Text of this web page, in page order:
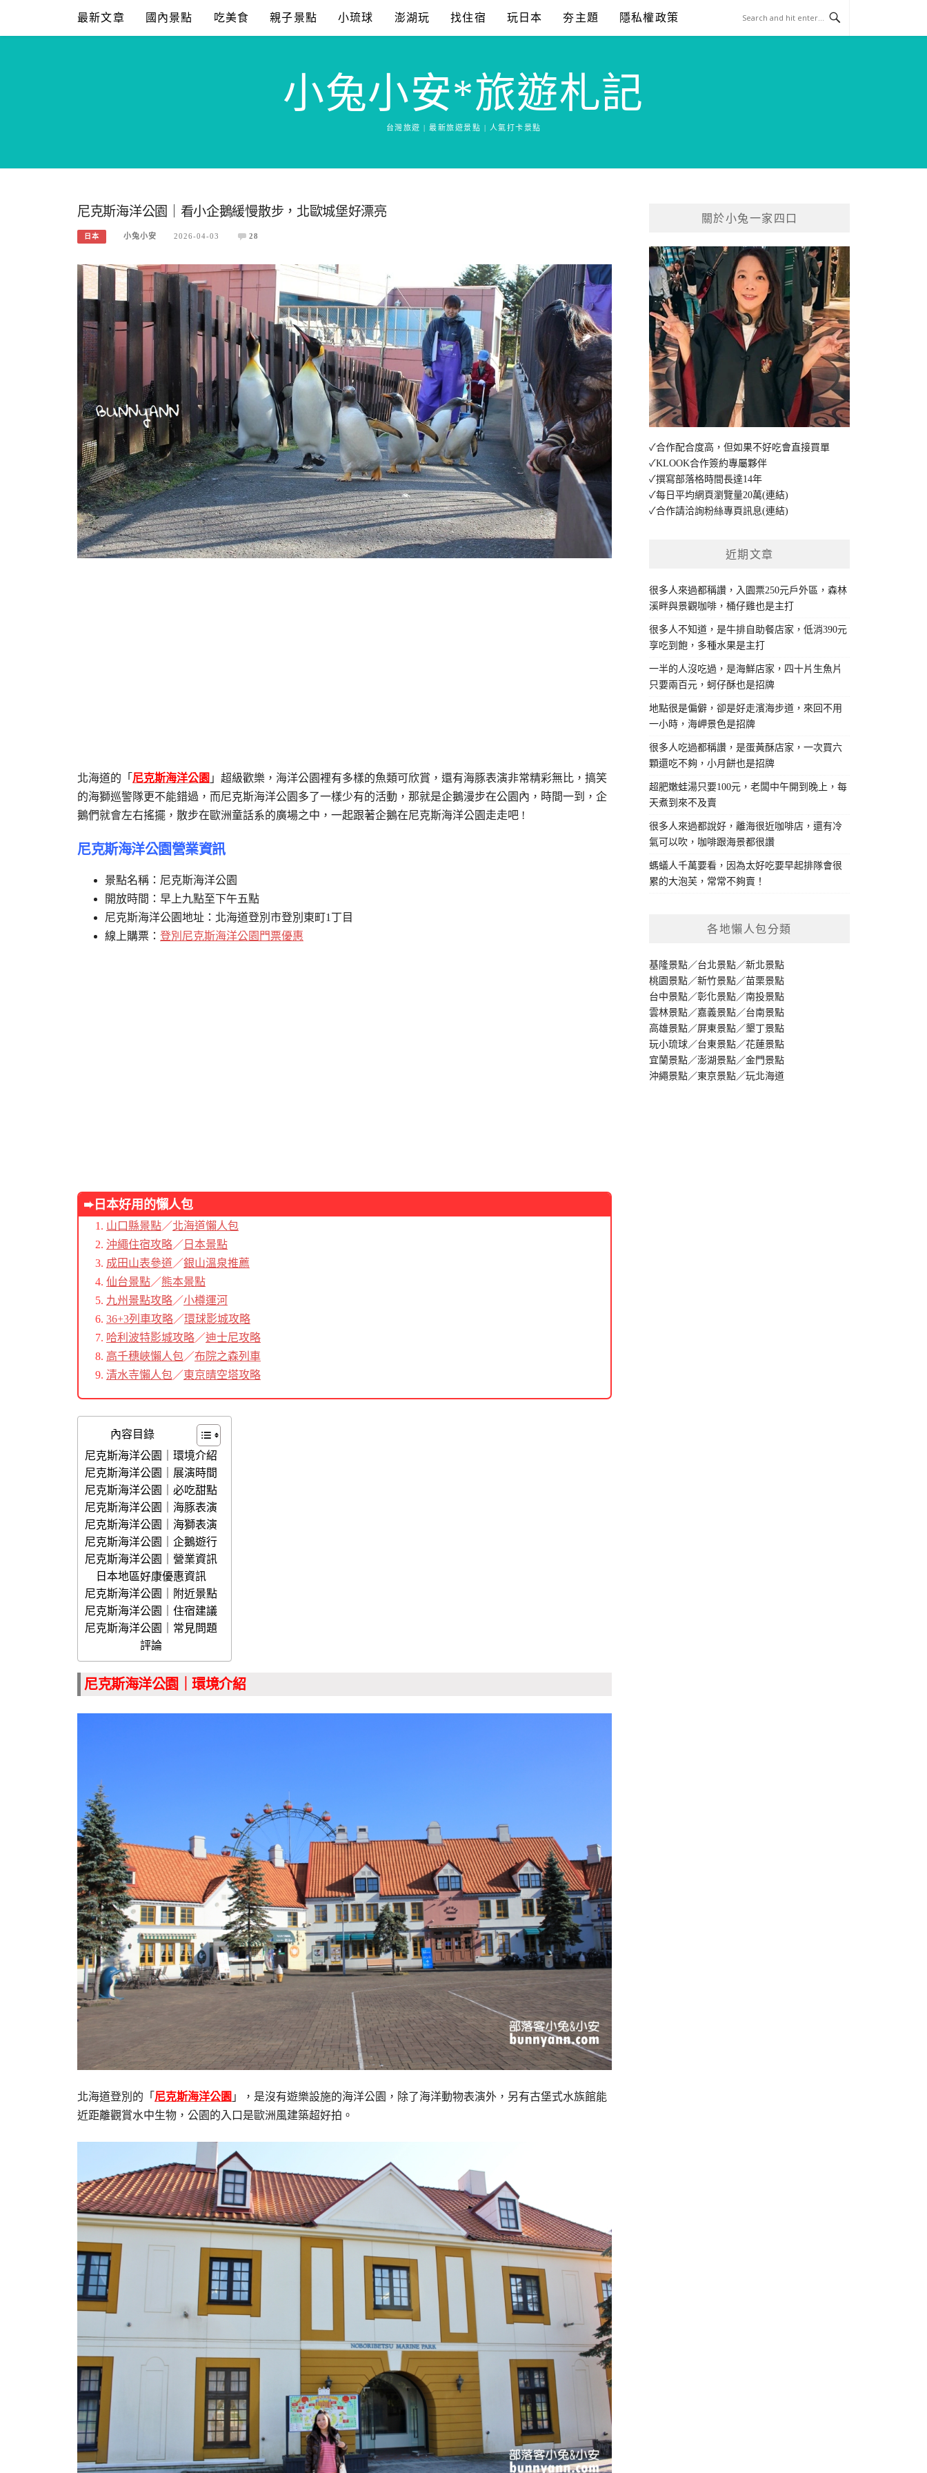
content
最新文章 國內景點 吃美食 親子景點 小琉球 澎湖玩 找住宿 玩日本 夯主題 隱私權政策
小兔小安*旅遊札記
台灣旅遊 | 最新旅遊景點 | 人氣打卡景點
尼克斯海洋公園｜看小企鵝緩慢散步，北歐城堡好漂亮
日本 小兔小安 2026-04-03 28
北海道的「 尼克斯海洋公園 」超級歡樂，海洋公園裡有多樣的魚類可欣賞，還有海豚表演非常精彩無比，搞笑
的海獅巡警隊更不能錯過，而尼克斯海洋公園多了一樣少有的活動，那就是企鵝漫步在公園內，時間一到，企
鵝們就會左右搖擺，散步在歐洲童話系的廣場之中，一起跟著企鵝在尼克斯海洋公園走走吧 !
尼克斯海洋公園營業資訊
景點名稱：尼克斯海洋公園
開放時間：早上九點至下午五點
尼克斯海洋公園地址：北海道登別市登別東町1丁目
線上購票： 登別尼克斯海洋公園門票優惠
➨日本好用的懶人包
山口縣景點／北海道懶人包
沖繩住宿攻略／ 日本景點
成田山表參道／銀山溫泉推薦
仙台景點／熊本景點
九州景點攻略／小樽運河
36+3列車攻略／環球影城攻略
哈利波特影城攻略／迪士尼攻略
高千穗峽懶人包／布院之森列車
清水寺懶人包／東京晴空塔攻略
內容目錄
尼克斯海洋公園｜環境介紹
尼克斯海洋公園｜展演時間
尼克斯海洋公園｜必吃甜點
尼克斯海洋公園｜海豚表演
尼克斯海洋公園｜海獅表演
尼克斯海洋公園｜企鵝遊行
尼克斯海洋公園｜營業資訊
日本地區好康優惠資訊
尼克斯海洋公園｜附近景點
尼克斯海洋公園｜住宿建議
尼克斯海洋公園｜常見問題
評論
尼克斯海洋公園｜環境介紹
北海道登別的「 尼克斯海洋公園 」，是沒有遊樂設施的海洋公園，除了海洋動物表演外，另有古堡式水族館能
近距離觀賞水中生物，公園的入口是歐洲風建築超好拍。
關於小兔一家四口
✓合作配合度高，但如果不好吃會直接買單
✓KLOOK合作簽約專屬夥伴
✓撰寫部落格時間長達14年
✓每日平均網頁瀏覽量20萬(連結)
✓合作請洽詢粉絲專頁訊息(連結)
近期文章
很多人來過都稱讚，入園票250元戶外區，森林
溪畔與景觀咖啡，桶仔雞也是主打
很多人不知道，是牛排自助餐店家，低消390元
享吃到飽，多種水果是主打
一半的人沒吃過，是海鮮店家，四十片生魚片
只要兩百元，蚵仔酥也是招牌
地點很是偏僻，卻是好走濱海步道，來回不用
一小時，海岬景色是招牌
很多人吃過都稱讚，是蛋黃酥店家，一次買六
顆還吃不夠，小月餅也是招牌
超肥嫩蛙湯只要100元，老闆中午開到晚上，每
天煮到來不及賣
很多人來過都說好，離海很近咖啡店，還有冷
氣可以吹，咖啡跟海景都很讚
螞蟻人千萬要看，因為太好吃要早起排隊會很
累的大泡芙，常常不夠賣！
各地懶人包分類
基隆景點／台北景點／新北景點
桃園景點／新竹景點／苗栗景點
台中景點／彰化景點／南投景點
雲林景點／嘉義景點／台南景點
高雄景點／屏東景點／墾丁景點
玩小琉球／台東景點／花蓮景點
宜蘭景點／澎湖景點／金門景點
沖繩景點／東京景點／玩北海道